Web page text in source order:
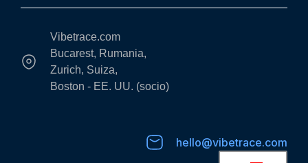
Vibetrace.com
Bucarest, Rumania,
Zurich, Suiza,
Boston - EE. UU. (socio)
hello@vibetrace.com